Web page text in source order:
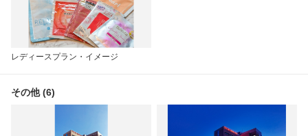
レディースプラン・イメージ
その他 (6)